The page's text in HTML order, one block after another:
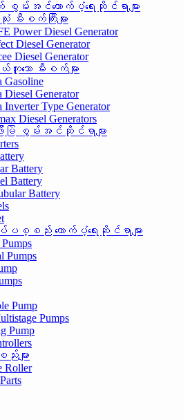
းအင်ထောက်ပံ့ရေးဆိုင်ရာများ
မီးစက်ကြီးများ
Power Diesel Generator
Diesel Generator
Diesel Generator
ကူသော မီးစက်များ
Gasoline
Diesel Generator
Inverter Type Generator
Diesel Generators
မြဲ စွမ်းအင်ဆိုင်ရာများ
Battery
Battery
Battery
ည်း ထောက်ပံ့ရေးဆိုင်ရာများ
Pumps
Pump
Pumps
Pump
များ
Roller